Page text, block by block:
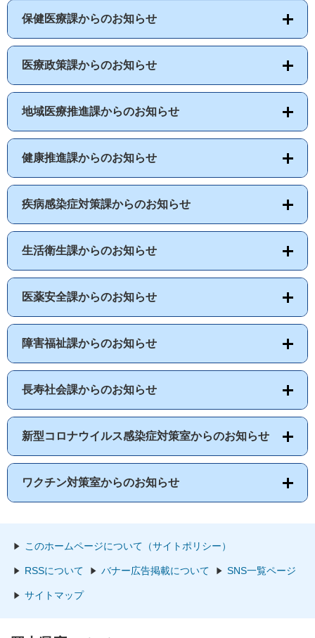
保健医療課からのお知らせ
医療政策課からのお知らせ
地域医療推進課からのお知らせ
健康推進課からのお知らせ
疾病感染症対策課からのお知らせ
生活衛生課からのお知らせ
医薬安全課からのお知らせ
障害福祉課からのお知らせ
長寿社会課からのお知らせ
新型コロナウイルス感染症対策室からのお知らせ
ワクチン対策室からのお知らせ
このホームページについて（サイトポリシー）
RSSについて バナー広告掲載について SNS一覧ページ
サイトマップ